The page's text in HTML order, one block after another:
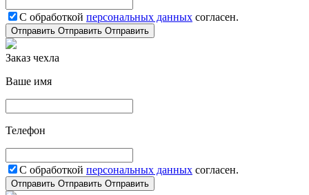
С обработкой персональных данных согласен.
Отправить Отправить Отправить
Заказ чехла
Ваше имя
Телефон
С обработкой персональных данных согласен.
Отправить Отправить Отправить